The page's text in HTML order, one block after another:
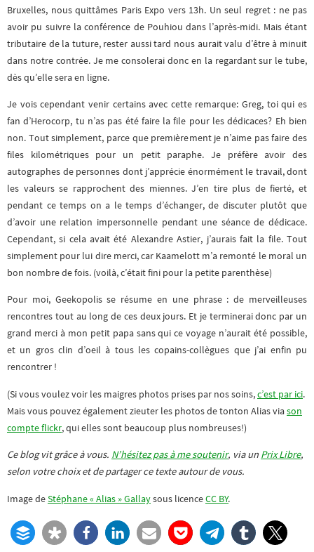
Bruxelles, nous quittâmes Paris Expo vers 13h. Un seul regret : ne pas
avoir pu suivre la conférence de Pouhiou dans l’après-midi. Mais étant
tributaire de la tuture, rester aussi tard nous aurait valu d’être à minuit
dans notre contrée. Je me consolerai donc en la regardant sur le tube,
dès qu’elle sera en ligne.
Je vois cependant venir certains avec cette remarque: Greg, toi qui es
fan d’Herocorp, tu n’as pas été faire la file pour les dédicaces? Eh bien
non. Tout simplement, parce que premièrement je n’aime pas faire des
files kilométriques pour un petit paraphe. Je préfère avoir des
autographes de personnes dont j’apprécie énormément le travail, dont
les valeurs se rapprochent des miennes. J’en tire plus de fierté, et
pendant ce temps on a le temps d’échanger, de discuter plutôt que
d’avoir une relation impersonnelle pendant une séance de dédicace.
Cependant, si cela avait été Alexandre Astier, j’aurais fait la file. Tout
simplement pour lui dire merci, car Kaamelott m’a remonté le moral un
bon nombre de fois. (voilà, c’était fini pour la petite parenthèse)
Pour moi, Geekopolis se résume en une phrase : de merveilleuses
rencontres tout au long de ces deux jours. Et je terminerai donc par un
grand merci à mon petit papa sans qui ce voyage n’aurait été possible,
et un gros clin d’oeil à tous les copains-collègues que j’ai enfin pu
rencontrer !
(Si vous voulez voir les maigres photos prises par nos soins,c’est par ici.
Mais vous pouvez également zieuter les photos de tonton Alias viason
compte flickr, qui elles sont beaucoup plus nombreuses!)
Ce blog vit grâce à vous. N’hésitez pas à me soutenir, via un Prix Libre,
selon votre choix et de partager ce texte autour de vous.
Image deStéphane « Alias » Gallaysous licenceCC BY.